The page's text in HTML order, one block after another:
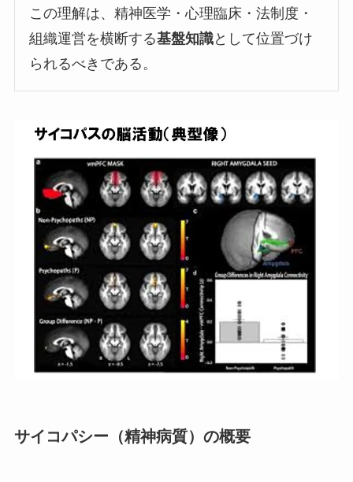
この理解は、精神医学・心理臨床・法制度・
組織運営を横断する基盤知識として位置づけ
られるべきである。
サイコパシー（精神病質）の概要